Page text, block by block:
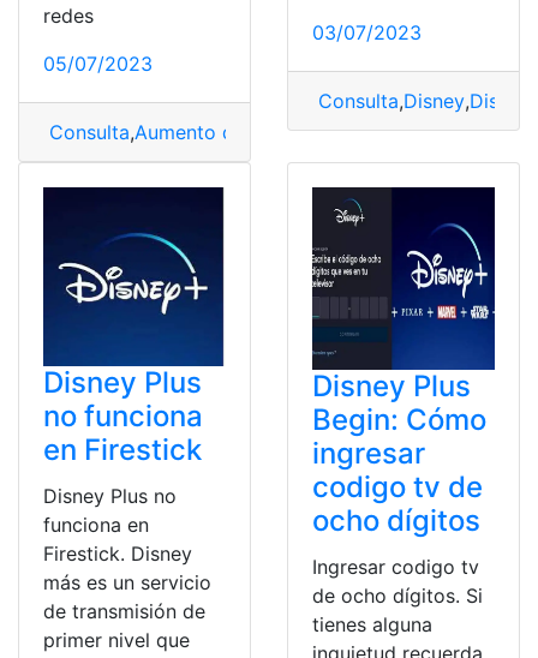
redes
05/07/2023
Consulta,Aumento de precio,Disney,Disney Plus,
03/07/2023
Consulta,Disney,Disney
Disney Plus
no funciona
en Firestick
Disney Plus no
funciona en
Firestick. Disney
más es un servicio
de transmisión de
primer nivel que
Disney Plus
Begin: Cómo
ingresar
codigo tv de
ocho dígitos
Ingresar codigo tv
de ocho dígitos. Si
tienes alguna
inquietud recuerda